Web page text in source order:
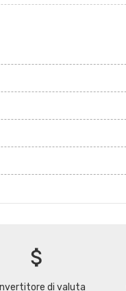
attach_money
di valuta